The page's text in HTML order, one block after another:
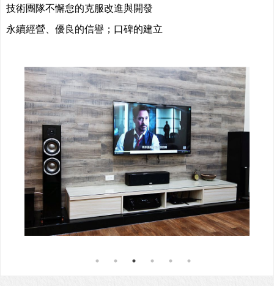
技術團隊不懈怠的克服改進與開發
永續經營、優良的信譽；口碑的建立